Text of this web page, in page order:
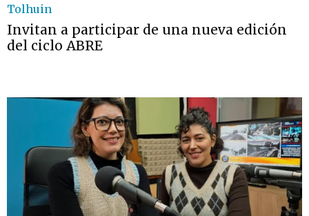
Tolhuin
Invitan a participar de una nueva edición
del ciclo ABRE